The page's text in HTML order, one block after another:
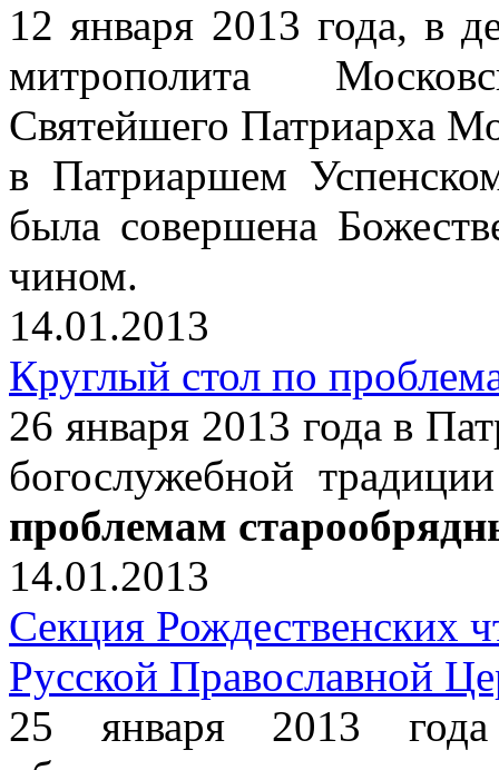
12 января 2013 года, в
митрополита
Святейшего Патриарха
в Патриаршем
была совершена
чином.
14.01.2013
Круглый стол по
26 января 2013 года в
богослужебной
проблемам
14.01.2013
Секция Рождественских
Русской Православной
25 января 2013